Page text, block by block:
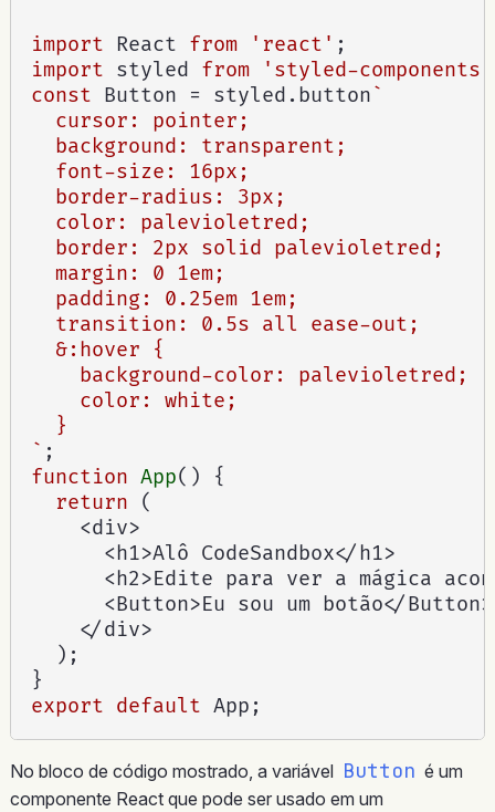
import React from 'react' ;
import styled from 'styled-components'
const Button = styled . button`
  cursor: pointer;
  background: transparent;
  font-size: 16px;
  border-radius: 3px;
  color: palevioletred;
  border: 2px solid palevioletred;
  margin: 0 1em;
  padding: 0.25em 1em;
  transition: 0.5s all ease-out;
  &:hover {
    background-color: palevioletred;
    color: white;
  }
` ;
function App( )
{
return
(
<div>
<h1>Alô CodeSandbox</h1>
<h2>Edite para ver a mágica
<Button>Eu sou um botão</Button>
</div>
) ;
}
export default App ;
No bloco de código mostrado, a variável Button é um
componente React que pode ser usado em um